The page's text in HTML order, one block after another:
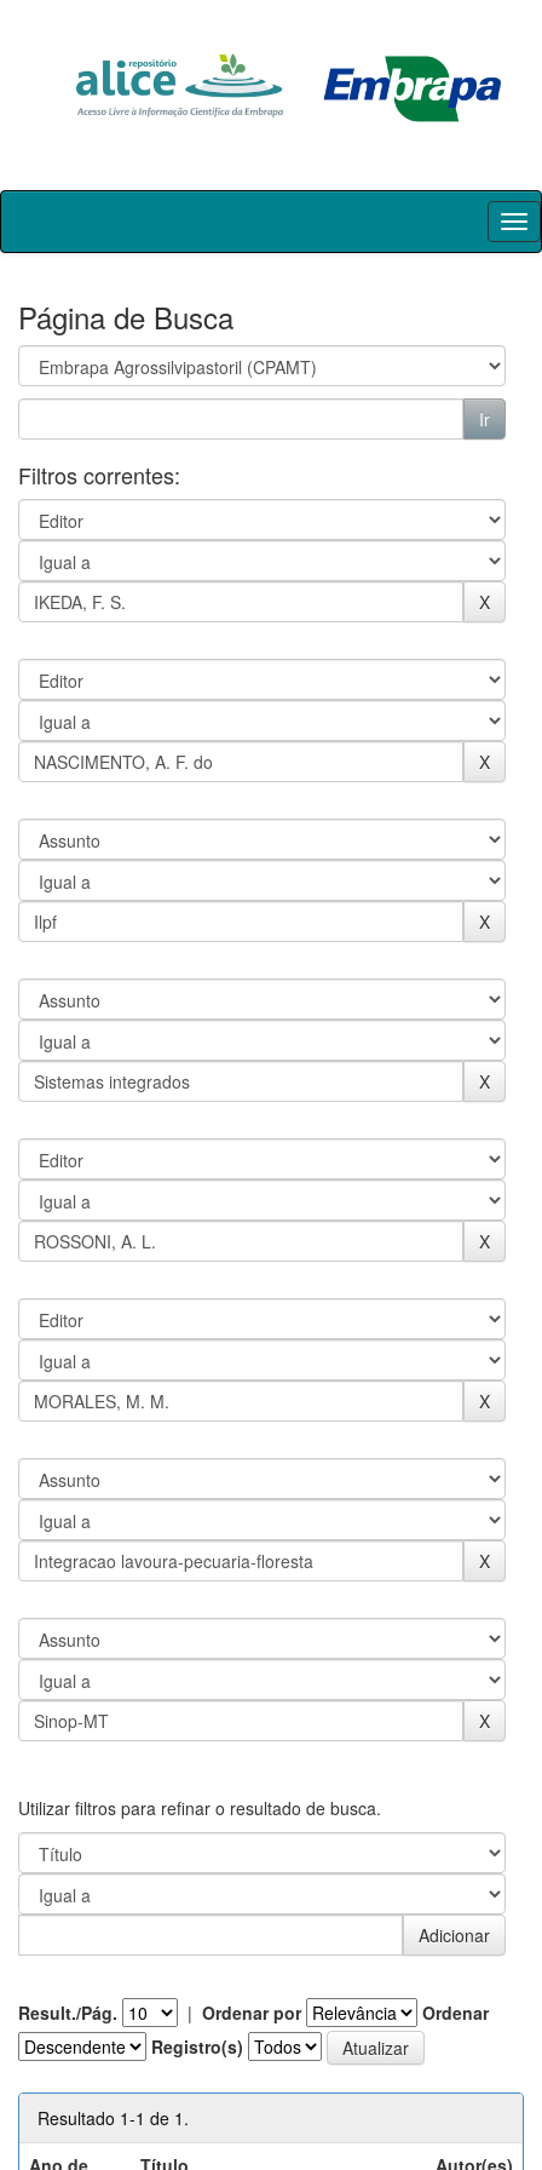
Skip
Página de Busca
Filtros correntes:
Utilizar filtros para refinar o resultado de busca.
Result./Pág. | Ordenar por
Ordenar
Registro(s)
Resultado 1-1 de 1.
Ano de
Título Autor(es)